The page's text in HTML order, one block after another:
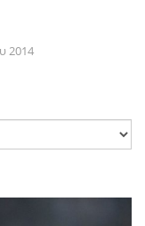
2014